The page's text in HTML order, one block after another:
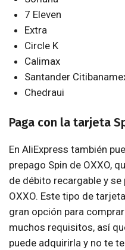
7 Eleven
Extra
Circle K
Calimax
Santander
Chedraui
Paga con la tarjeta
En AliExpress también
prepago Spin de OXXO,
de débito recargable y
OXXO. Este tipo de
gran opción para
muchos requisitos, así
puede adquirirla y no te